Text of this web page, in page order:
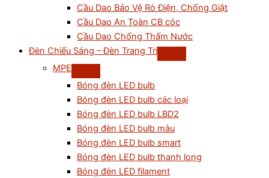
Cầu Dao Bảo Vệ Rò Điện, Chống Giật
Cầu Dao An Toàn CB cóc
Cầu Dao Chống Thấm Nước
Đèn Chiếu Sáng – Đèn Trang Trí
MPE
Bóng đèn LED bulb
Bóng đèn LED bulb các loại
Bóng đèn LED bulb LBD2
Bóng đèn LED bulb màu
Bóng đèn LED bulb smart
Bóng đèn LED bulb thanh long
Bóng đèn LED filament